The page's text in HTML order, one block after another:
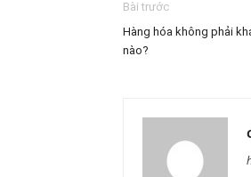
Bài trước
Hàng hóa không phải
nào?